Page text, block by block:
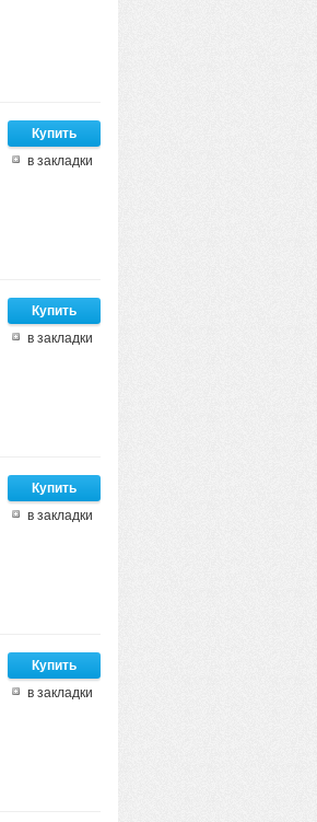
в закладки
в закладки
в закладки
в закладки